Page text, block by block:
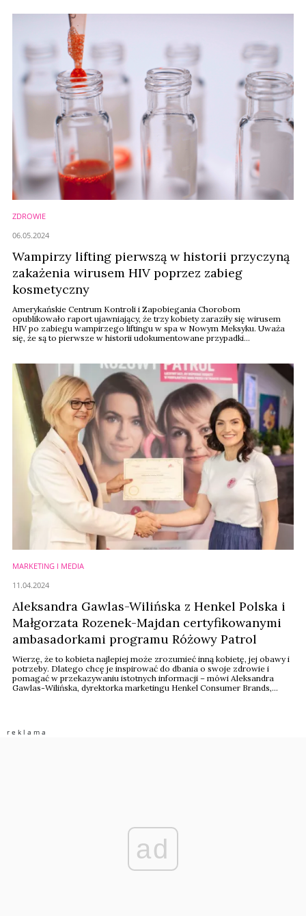
ZDROWIE
Wampirzy lifting pierwszą w historii przyczyną
zakażenia wirusem HIV poprzez zabieg
kosmetyczny
Amerykańskie Centrum Kontroli i Zapobiegania Chorobom
opublikowało raport ujawniający, że trzy kobiety zaraziły się wirusem
HIV po zabiegu wampirzego liftingu w spa w Nowym Meksyku. Uważa
się, że są to pierwsze w historii udokumentowane przypadki
06.05.2024
MARKETING I MEDIA
Aleksandra Gawlas-Wilińska z Henkel Polska i
Małgorzata Rozenek-Majdan certyfikowanymi
ambasadorkami programu Różowy Patrol
Wierzę, że to kobieta najlepiej może zrozumieć inną kobietę, jej obawy i
potrzeby. Dlatego chcę je inspirować do dbania o swoje zdrowie i
pomagać w przekazywaniu istotnych informacji – mówi Aleksandra
Gawlas-Wilińska, dyrektorka marketingu Henkel Consumer Brands,
11.04.2024
ad